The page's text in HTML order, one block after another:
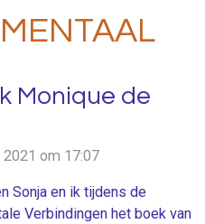
Monique de
om 17:07
Sonja en ik tijdens de
Verbindingen het boek van